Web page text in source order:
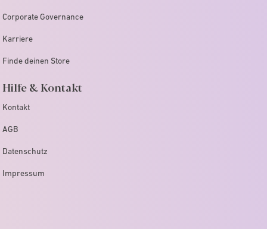
Corporate Governance
Karriere
Finde deinen Store
Hilfe & Kontakt
Kontakt
AGB
Datenschutz
Impressum